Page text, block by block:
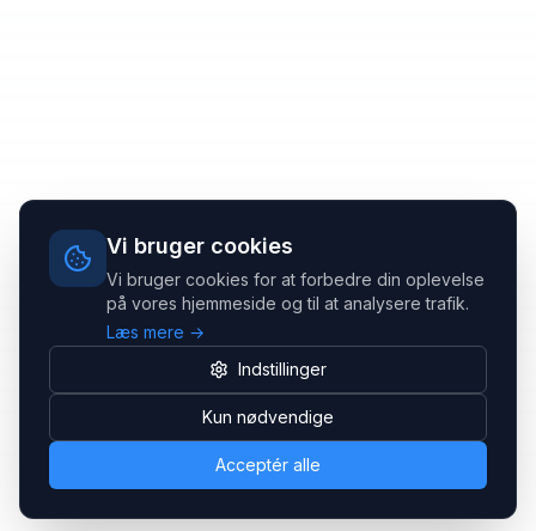
Vi bruger cookies
Vi bruger cookies for at forbedre din oplevelse
på vores hjemmeside og til at analysere trafik.
Læs mere →
Indstillinger
Kun nødvendige
Acceptér alle